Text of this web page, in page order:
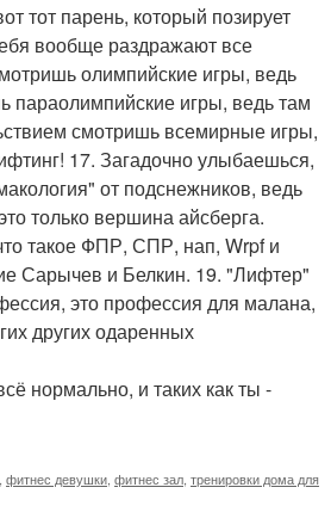
тот парень, который позирует
вообще раздражают все
олимпийские игры, ведь
параолимпийские игры, ведь там
смотришь всемирные игры,
17. Загадочно улыбаешься,
от подснежников, ведь
только вершина айсберга.
такое ФПР, СПР, нап, Wrpf и
Сарычев и Белкин. 19. "Лифтер"
это профессия для малана,
других одаренных
нормально, и таких как ты -
фитнес девушки фитнес зал тренировки дома для